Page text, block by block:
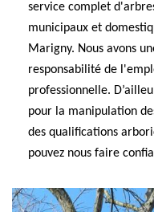
service complet
municipaux et
Marigny. Nous avons
responsabilité de
professionnelle.
pour la manipulation
des qualifications
pouvez nous faire